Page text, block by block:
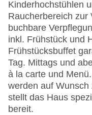
Anzahl der
Zimmerservice
Sonnenterrasse
Gesamtanzahl
Gesamtanzahl
Pool, Outdoor
Liegen am Pool
Zahlungsarten:
Kinderhochstühlen
Raucherbereich zur
buchbare
inkl. Frühstück und
Frühstücksbuffet
Tag. Mittags und
à la carte und
werden auf
stellt das Haus
bereit.